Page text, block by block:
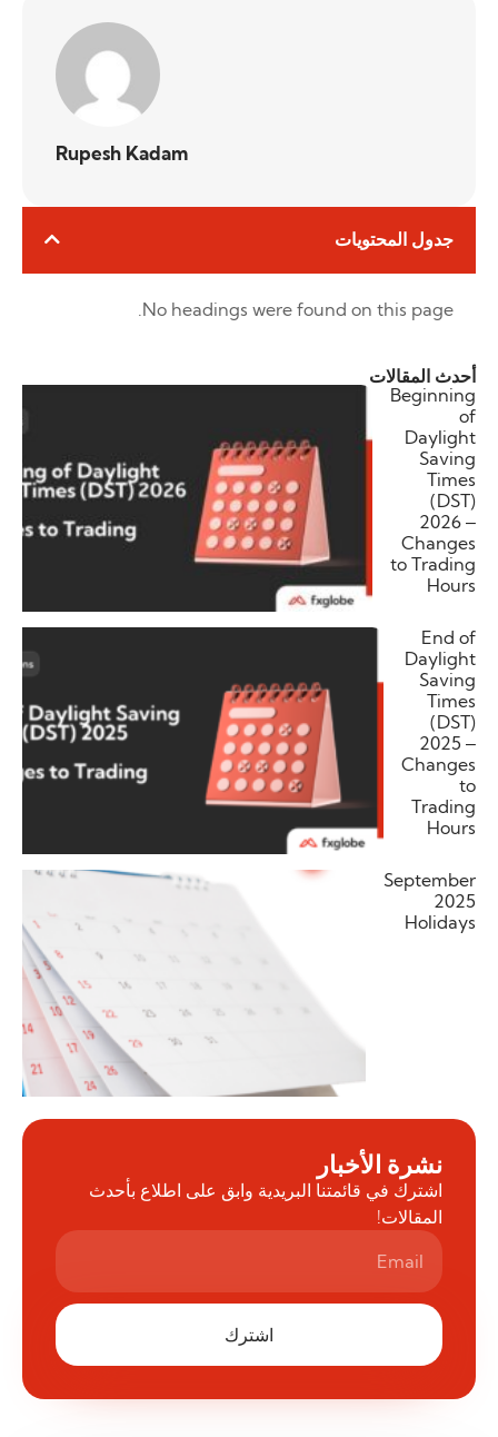
Rupesh Kadam
جدول المحتويات
No headings were found on this page.
أحدث المقالات
Beginning
of
Daylight
Saving
Times
(DST)
2026 –
Changes
to Trading
Hours
End of
Daylight
Saving
Times
(DST)
2025 –
Changes
to
Trading
Hours
September
2025
Holidays
نشرة الأخبار
اشترك في قائمتنا البريدية وابق على اطلاع بأحدث
المقالات!
اشترك